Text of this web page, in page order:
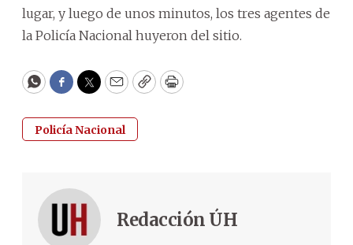
lugar, y luego de unos minutos, los tres agentes de
la Policía Nacional huyeron del sitio.
WhatsApp
Facebook
Twitter
EmailCopyPrint
Policía Nacional
Redacción ÚH